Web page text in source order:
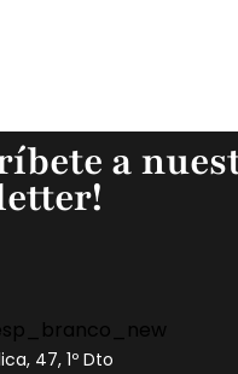
a
47, 1º Dto